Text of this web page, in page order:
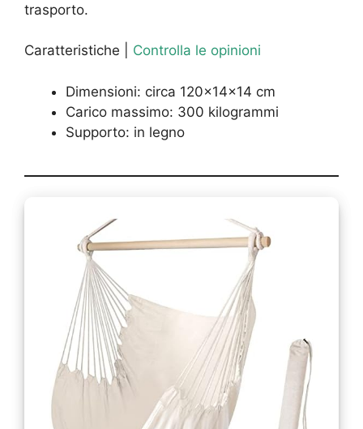
trasporto.
Caratteristiche | Controlla le opinioni
Dimensioni: circa 120x14x14 cm
Carico massimo: 300 kilogrammi
Supporto: in legno